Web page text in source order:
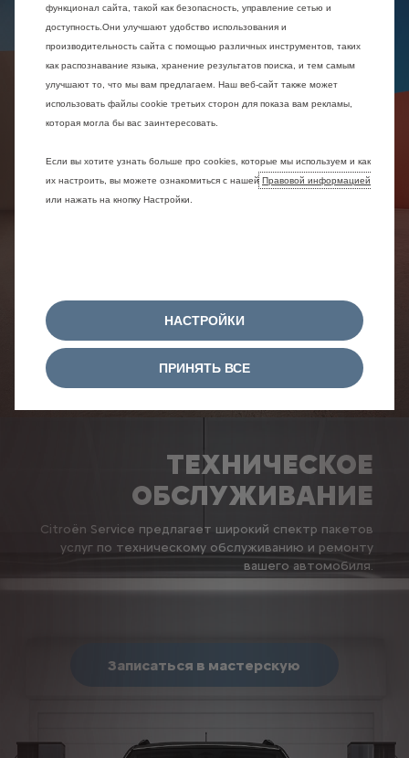
ТЕХНИЧЕСКОЕ
ОБСЛУЖИВАНИЕ
Citroën Service предлагает широкий спектр пакетов
услуг по техническому обслуживанию и ремонту
вашего автомобиля.
Записаться в мастерскую
функционал сайта, такой как безопасность, управление сетью и
доступность.Они улучшают удобство использования и
производительность сайта с помощью различных инструментов, таких
как распознавание языка, хранение результатов поиска, и тем самым
улучшают то, что мы вам предлагаем. Наш веб-сайт также может
использовать файлы cookie третьих сторон для показа вам рекламы,
которая могла бы вас заинтересовать.
Если вы хотите узнать больше про cookies, которые мы используем и как
их настроить, вы можете ознакомиться с нашей Правовой информацией
или нажать на кнопку Настройки.
НАСТРОЙКИ
ПРИНЯТЬ ВСЕ